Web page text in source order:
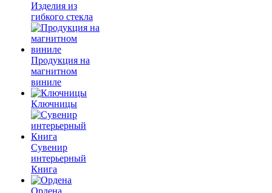
Изделия из
гибкого стекла
Продукция на
магнитном
виниле
Ключницы
Сувенир
интерьерный
Книга
Ордена